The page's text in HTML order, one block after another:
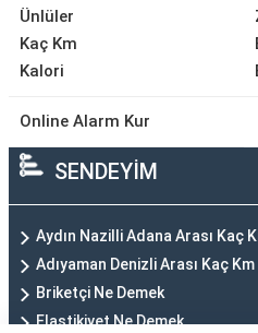
Ünlüler
Kaç Km
Kalori
Online Alarm Kur
SENDEYİM
Aydın Nazilli Adana Arası Kaç
Adıyaman Denizli Arası Kaç Km
Briketçi Ne Demek
Elastikiyet Ne Demek